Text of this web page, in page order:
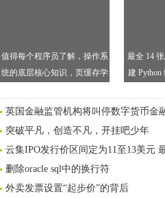
值得每个程序员了解，操作系
统的底层核心知识，页缓存学
最全 14
建
英国金融监管机构将叫停数字货币金
突破平凡，创造不凡，开挂吧少年
云集IPO发行价区间定为11至13美元
删除oracle sql中的换行符
外卖发票设置“起步价”的背后